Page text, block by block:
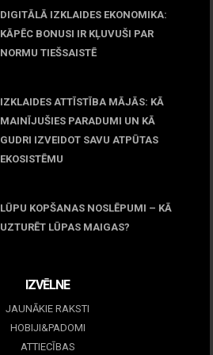
DIGITĀLĀ IZKLAIDES EKONOMIKA:
KĀPĒC BONUSI IR KĻUVUŠI PAR
NORMU TIEŠSAISTĒ
IZKLAIDES ATTĪSTĪBA MĀJĀS: KĀ
MAINĪJUŠIES PARADUMI UN KĀ
GUDRI IZVEIDOT SAVU ATPŪTAS
EKOSISTĒMU
LŪPU KOPŠANAS NOSLĒPUMI – KĀ
UZTURĒT LŪPAS MAIGAS?
IZVĒLNE
JAUNĀKIE RAKSTI
HOBIJI&PADOMI
ATTIECĪBAS